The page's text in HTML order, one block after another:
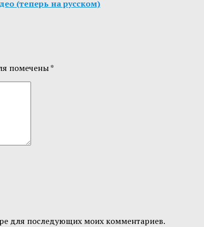
(теперь на русском)
помечены*
для последующих моих комментариев.